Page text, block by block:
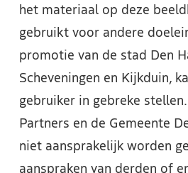
het materiaal op deze
gebruikt voor andere
promotie van de stad Den
Scheveningen en Kijkduin,
gebruiker in gebreke stellen.
Partners en de Gemeente
niet aansprakelijk worden
aanspraken van derden of